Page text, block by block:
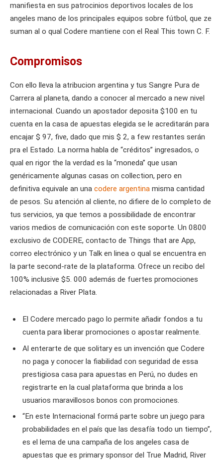
manifiesta en sus patrocinios deportivos locales de los
angeles mano de los principales equipos sobre fútbol, que ze
suman al o qual Codere mantiene con el Real This town C. F.
Compromisos
Con ello lleva la atribucion argentina y tus Sangre Pura de
Carrera al planeta, dando a conocer al mercado a new nivel
internacional. Cuando un apostador deposita $100 en tu
cuenta en la casa de apuestas elegida se le acreditarán para
encajar $ 97, five, dado que mis $ 2, a few restantes serán
pra el Estado. La norma habla de “créditos” ingresados, o
qual en rigor the la verdad es la “moneda” que usan
genéricamente algunas casas on collection, pero en
definitiva equivale an una codere argentina misma cantidad
de pesos. Su atención al cliente, no difiere de lo completo de
tus servicios, ya que temos a possibilidade de encontrar
varios medios de comunicación con este soporte. Un 0800
exclusivo de CODERE, contacto de Things that are App,
correo electrónico y un Talk en linea o qual se encuentra en
la parte second-rate de la plataforma. Ofrece un recibo del
100% inclusive $5. 000 además de fuertes promociones
relacionadas a River Plata.
El Codere mercado pago lo permite añadir fondos a tu
cuenta para liberar promociones o apostar realmente.
Al enterarte de que solitary es un invención que Codere
no paga y conocer la fiabilidad con seguridad de essa
prestigiosa casa para apuestas en Perú, no dudes en
registrarte en la cual plataforma que brinda a los
usuarios maravillosos bonos con promociones.
“En este Internacional formá parte sobre un juego para
probabilidades en el país que las desafía todo un tiempo”,
es el lema de una campaña de los angeles casa de
apuestas que es primary sponsor del True Madrid, River